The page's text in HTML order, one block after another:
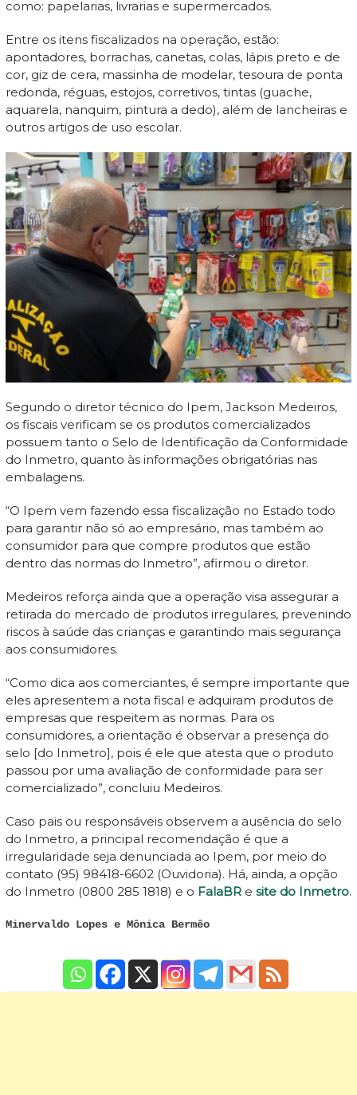
como: papelarias, livrarias e supermercados.
Entre os itens fiscalizados na operação, estão:
apontadores, borrachas, canetas, colas, lápis preto e de
cor, giz de cera, massinha de modelar, tesoura de ponta
redonda, réguas, estojos, corretivos, tintas (guache,
aquarela, nanquim, pintura a dedo), além de lancheiras e
outros artigos de uso escolar.
Segundo o diretor técnico do Ipem, Jackson Medeiros,
os fiscais verificam se os produtos comercializados
possuem tanto o Selo de Identificação da Conformidade
do Inmetro, quanto às informações obrigatórias nas
embalagens.
“O Ipem vem fazendo essa fiscalização no Estado todo
para garantir não só ao empresário, mas também ao
consumidor para que compre produtos que estão
dentro das normas do Inmetro”, afirmou o diretor.
Medeiros reforça ainda que a operação visa assegurar a
retirada do mercado de produtos irregulares, prevenindo
riscos à saúde das crianças e garantindo mais segurança
aos consumidores.
“Como dica aos comerciantes, é sempre importante que
eles apresentem a nota fiscal e adquiram produtos de
empresas que respeitem as normas. Para os
consumidores, a orientação é observar a presença do
selo [do Inmetro], pois é ele que atesta que o produto
passou por uma avaliação de conformidade para ser
comercializado”, concluiu Medeiros.
Caso pais ou responsáveis observem a ausência do selo
do Inmetro, a principal recomendação é que a
irregularidade seja denunciada ao Ipem, por meio do
contato (95) 98418-6602 (Ouvidoria). Há, ainda, a opção
do Inmetro (0800 285 1818) e o FalaBRe site do Inmetro.
Minervaldo Lopes e Mônica Bermêo